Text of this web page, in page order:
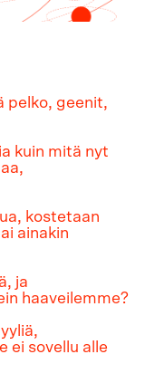
pelko, geenit,
kuin mitä nyt
kostetaan
ainakin
ja
haaveilemme?
ei sovellu alle